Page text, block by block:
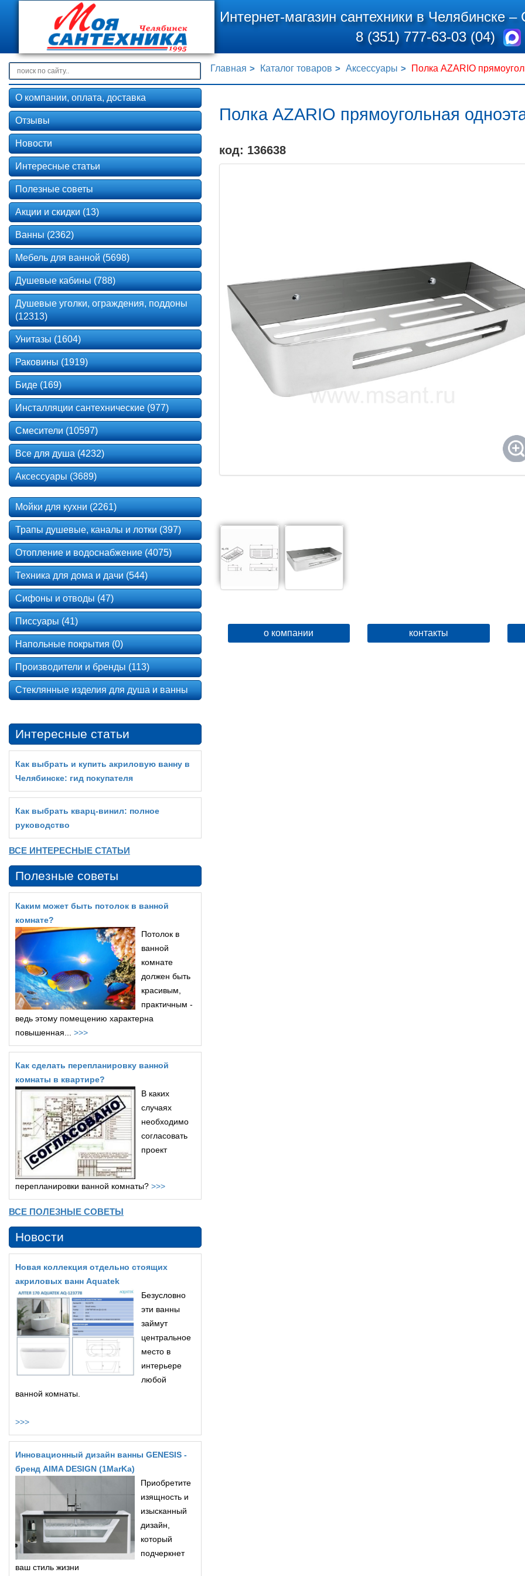
Интернет-магазин сантехники в Челябинске –
8 (351) 777-63-03 (04)
Главная Каталог товаров Аксессуары Полка AZARIO
Полка AZARIO прямоугольная
код: 136638
о компании контакты
О компании, оплата, доставка
Отзывы
Новости
Интересные статьи
Полезные советы
Акции и скидки (13)
Ванны (2362)
Мебель для ванной (5698)
Душевые кабины (788)
Душевые уголки, ограждения, поддоны
(12313)
Унитазы (1604)
Раковины (1919)
Биде (169)
Инсталляции сантехнические (977)
Смесители (10597)
Все для душа (4232)
Аксессуары (3689)
Мойки для кухни (2261)
Трапы душевые, каналы и лотки (397)
Отопление и водоснабжение (4075)
Техника для дома и дачи (544)
Сифоны и отводы (47)
Писсуары (41)
Напольные покрытия (0)
Производители и бренды (113)
Стеклянные изделия для душа и ванны
Интересные статьи
Как выбрать и купить акриловую ванну в
Челябинске: гид покупателя
Как выбрать кварц‑винил: полное
руководство
ВСЕ ИНТЕРЕСНЫЕ СТАТЬИ
Полезные советы
Каким может быть потолок в ванной
комнате?
Потолок в
ванной
комнате
должен быть
красивым,
практичным -
ведь этому помещению характерна
повышенная... >>>
Как сделать перепланировку ванной
комнаты в квартире?
В каких
случаях
необходимо
согласовать
проект
перепланировки ванной комнаты? >>>
ВСЕ ПОЛЕЗНЫЕ СОВЕТЫ
Новости
Новая коллекция отдельно стоящих
акриловых ванн Aquatek
Безусловно
эти ванны
займут
центральное
место в
интерьере
любой
ванной комнаты.
>>>
Инновационный дизайн ванны GENESIS -
бренд AIMA DESIGN (1MarKa)
Приобретите
изящность и
изысканный
дизайн,
который
подчеркнет
ваш стиль жизни